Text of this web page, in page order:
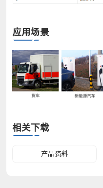
应用场景
相关下载
产品资料